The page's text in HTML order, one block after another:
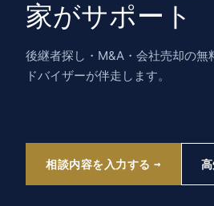
家がサポート
後継者探し・M&A・会社売却の無
ドバイザーが伴走します。
相談内容を入力する